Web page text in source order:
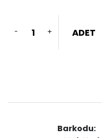
- + ADET
Barkodu: